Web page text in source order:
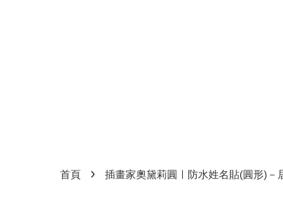
首頁 › 插畫家奧黛莉圓ㅣ防水姓名貼(圓形)－